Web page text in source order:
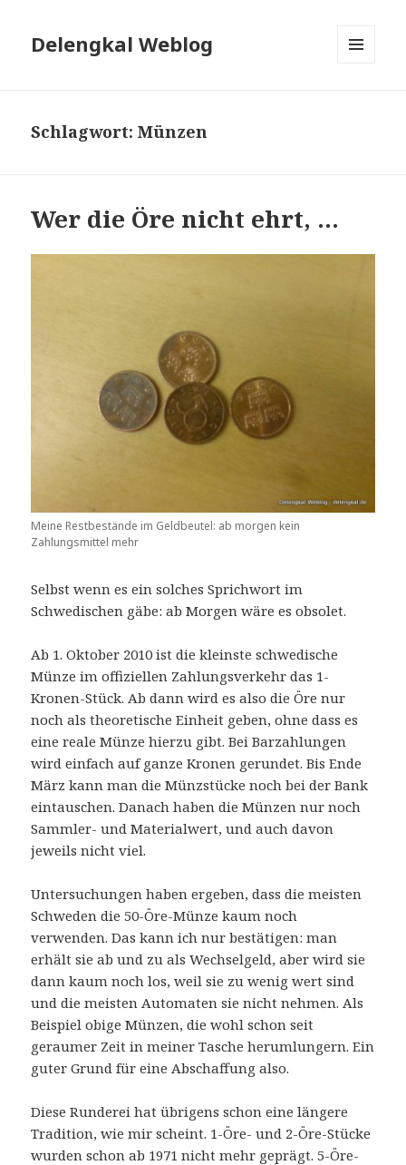
Delengkal Weblog
Schlagwort:Münzen
Wer die Öre nicht ehrt, …
Meine Restbestände im Geldbeutel: ab morgen kein
Zahlungsmittel mehr
Selbst wenn es ein solches Sprichwort im
Schwedischen gäbe: ab Morgen wäre es obsolet.
Ab 1. Oktober 2010 ist die kleinste schwedische
Münze im offiziellen Zahlungsverkehr das 1-
Kronen-Stück. Ab dann wird es also die Öre nur
noch als theoretische Einheit geben, ohne dass es
eine reale Münze hierzu gibt. Bei Barzahlungen
wird einfach auf ganze Kronen gerundet. Bis Ende
März kann man die Münzstücke noch bei der Bank
eintauschen. Danach haben die Münzen nur noch
Sammler- und Materialwert, und auch davon
jeweils nicht viel.
Untersuchungen haben ergeben, dass die meisten
Schweden die 50-Öre-Münze kaum noch
verwenden. Das kann ich nur bestätigen: man
erhält sie ab und zu als Wechselgeld, aber wird sie
dann kaum noch los, weil sie zu wenig wert sind
und die meisten Automaten sie nicht nehmen. Als
Beispiel obige Münzen, die wohl schon seit
geraumer Zeit in meiner Tasche herumlungern. Ein
guter Grund für eine Abschaffung also.
Diese Runderei hat übrigens schon eine längere
Tradition, wie mir scheint. 1-Öre- und 2-Öre-Stücke
wurden schon ab 1971 nicht mehr geprägt. 5-Öre-